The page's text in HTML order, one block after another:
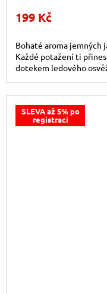
199 Kč
Bohaté aroma jemných
Každé potažení ti
dotekem ledového
SLEVA až 5% po
registraci